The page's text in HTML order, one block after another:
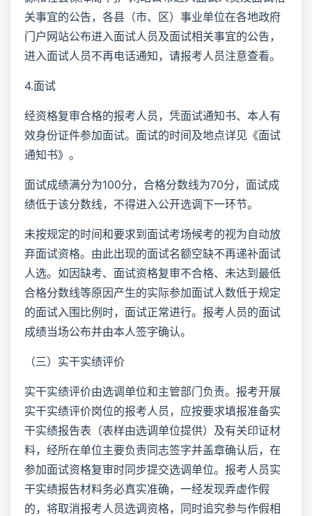
关事宜的公告，各县（市、区）事业单位在各地政府
门户网站公布进入面试人员及面试相关事宜的公告，
进入面试人员不再电话通知，请报考人员注意查看。
4.面试
经资格复审合格的报考人员，凭面试通知书、本人有
效身份证件参加面试。面试的时间及地点详见《面试
通知书》。
面试成绩满分为100分，合格分数线为70分，面试成
绩低于该分数线，不得进入公开选调下一环节。
未按规定的时间和要求到面试考场候考的视为自动放
弃面试资格。由此出现的面试名额空缺不再递补面试
人选。如因缺考、面试资格复审不合格、未达到最低
合格分数线等原因产生的实际参加面试人数低于规定
的面试入围比例时，面试正常进行。报考人员的面试
成绩当场公布并由本人签字确认。
（三）实干实绩评价
实干实绩评价由选调单位和主管部门负责。报考开展
实干实绩评价岗位的报考人员，应按要求填报准备实
干实绩报告表（表样由选调单位提供）及有关印证材
料，经所在单位主要负责同志签字并盖章确认后，在
参加面试资格复审时同步提交选调单位。报考人员实
干实绩报告材料务必真实准确，一经发现弄虚作假
的，将取消报考人员选调资格，同时追究参与作假相